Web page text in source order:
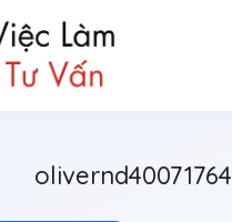
olivernd40071764